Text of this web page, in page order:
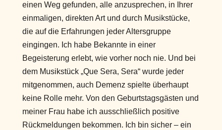
einen Weg gefunden, alle anzusprechen, in Ihrer
einmaligen, direkten Art und durch Musikstücke,
die auf die Erfahrungen jeder Altersgruppe
eingingen. Ich habe Bekannte in einer
Begeisterung erlebt, wie vorher noch nie. Und bei
dem Musikstück „Que Sera, Sera“ wurde jeder
mitgenommen, auch Demenz spielte überhaupt
keine Rolle mehr. Von den Geburtstagsgästen und
meiner Frau habe ich ausschließlich positive
Rückmeldungen bekommen. Ich bin sicher – ein